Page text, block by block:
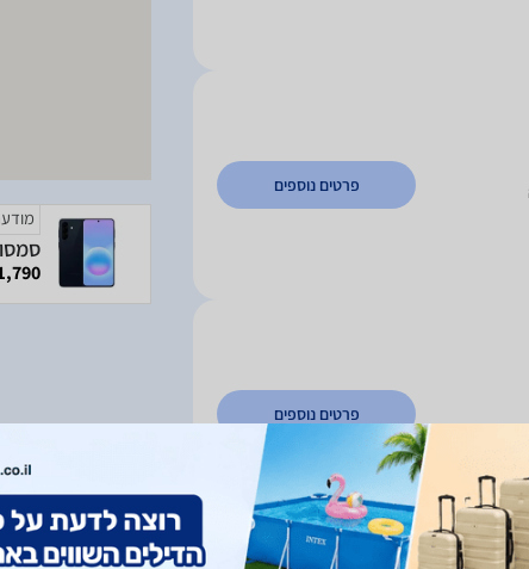
פרטים נוספים
פרטים נוספים
₪